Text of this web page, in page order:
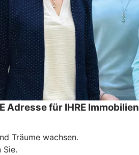
Adresse für IHRE Immobilien
Träume wachsen.